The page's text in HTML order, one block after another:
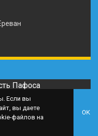
Если вы
вы даете
файлов на
OK